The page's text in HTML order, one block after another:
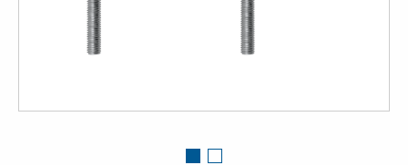
View